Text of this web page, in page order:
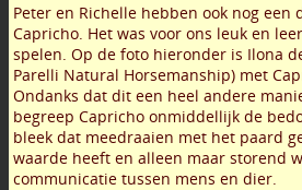
Peter en Richelle hebben ook nog een
Capricho. Het was voor ons leuk en
spelen. Op de foto hieronder is Ilona
Parelli Natural Horsemanship) met
Ondanks dat dit een heel andere
begreep Capricho onmiddellijk de
bleek dat meedraaien met het paard
waarde heeft en alleen maar storend
communicatie tussen mens en dier.